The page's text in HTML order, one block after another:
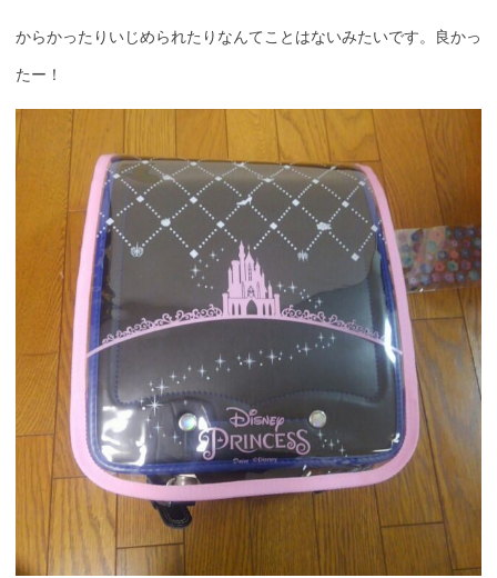
からかったりいじめられたりなんてことはないみたいです。良かっ
たー！